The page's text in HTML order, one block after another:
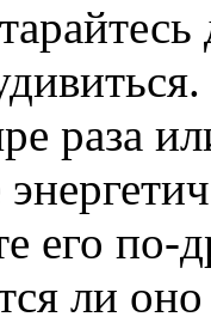
раза
его
ли